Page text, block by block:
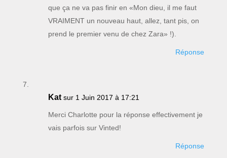
que ça ne va pas finir en «Mon dieu, il me faut
VRAIMENT un nouveau haut, allez, tant pis, on
prend le premier venu de chez Zara» !).
Réponse
Kat sur 1 Juin 2017 à 17:21
Merci Charlotte pour la réponse effectivement je
vais parfois sur Vinted!
Réponse